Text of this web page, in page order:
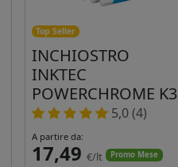
Top Seller
INCHIOSTRO
INKTEC
POWERCHROME K3
5,0 (4)
A partire da:
17,49 €/lt Promo Mese